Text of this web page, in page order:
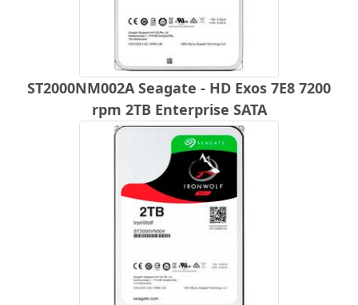
ST2000NM002A Seagate - HD Exos 7E8 7200
rpm 2TB Enterprise SATA